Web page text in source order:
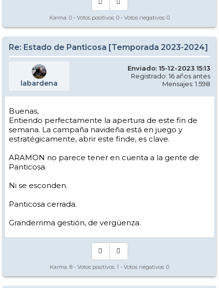
Karma: 0 - Votos positivos: 0 - Votos negativos: 0
Re: Estado de Panticosa [Temporada 2023-2024]
labardena
Enviado: 15-12-2023 15:13
Registrado: 16 años antes
Mensajes: 1.598
Buenas,
Entiendo perfectamente la apertura de este fin de
semana. La campaña navideña está en juego y
estratégicamente, abrir este finde, es clave.
ARAMON no parece tener en cuenta a la gente de
Panticosa.
Ni se esconden.
Panticosa cerrada.
Granderrima gestión, de vergüenza.
Karma: 8 - Votos positivos: 1 - Votos negativos: 0